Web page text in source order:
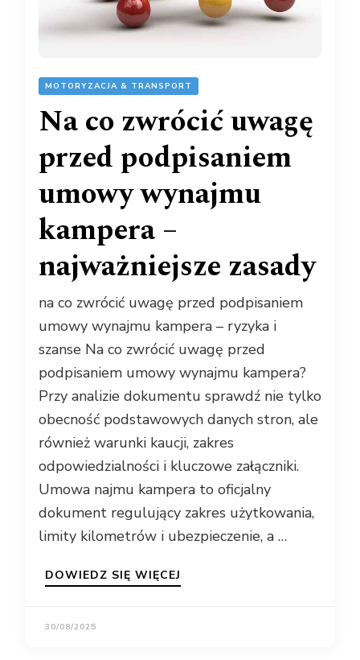
MOTORYZACJA & TRANSPORT
Na co zwrócić uwagę
przed podpisaniem
umowy wynajmu
kampera –
najważniejsze zasady
na co zwrócić uwagę przed podpisaniem
umowy wynajmu kampera – ryzyka i
szanse Na co zwrócić uwagę przed
podpisaniem umowy wynajmu kampera?
Przy analizie dokumentu sprawdź nie tylko
obecność podstawowych danych stron, ale
również warunki kaucji, zakres
odpowiedzialności i kluczowe załączniki.
Umowa najmu kampera to oficjalny
dokument regulujący zakres użytkowania,
limity kilometrów i ubezpieczenie, a …
DOWIEDZ SIĘ WIĘCEJ
30/08/2025